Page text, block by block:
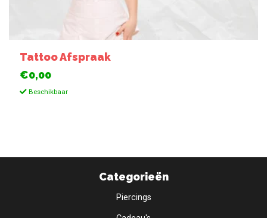
Tattoo Afspraak
€0,00
Beschikbaar
Categorieën
Piercings